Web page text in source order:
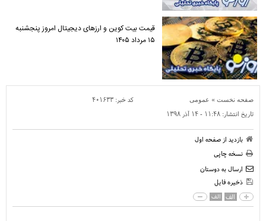
قیمت بیت کوین و ارز‌های دیجیتال امروز پنجشنبه
۱۵ مرداد ۱۴۰۵
صفحه نخست » عمومی کد خبر: ۴۰۱۶۳۳
تاریخ انتشار: ۱۱:۴۸ - ۱۴ آذر ۱۳۹۸
بازدید از صفحه اول
نسخه چاپی
ارسال به دوستان
ذخیره فایل
الف الف